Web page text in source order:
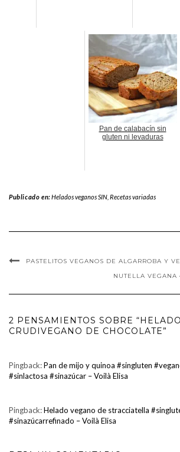
Pan de calabacín sin
gluten ni levaduras
Publicado en:Helados veganos SIN ,Recetas variadas
PASTELITOS VEGANOS DE ALGARROBA Y
NUTELLA VEGANA
2 PENSAMIENTOS SOBRE “HELADO
CRUDIVEGANO DE CHOCOLATE”
Pingback:Pan de mijo y quinoa #singluten
#sinlactosa #sinazúcar – Voilà Elisa
Pingback:Helado vegano de stracciatella
#sinazúcarrefinado – Voilà Elisa